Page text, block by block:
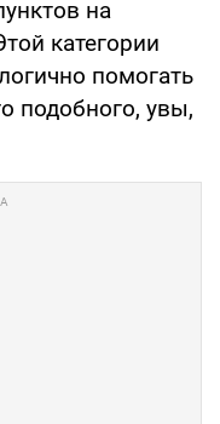
на
категории
помогать
подобного, увы,